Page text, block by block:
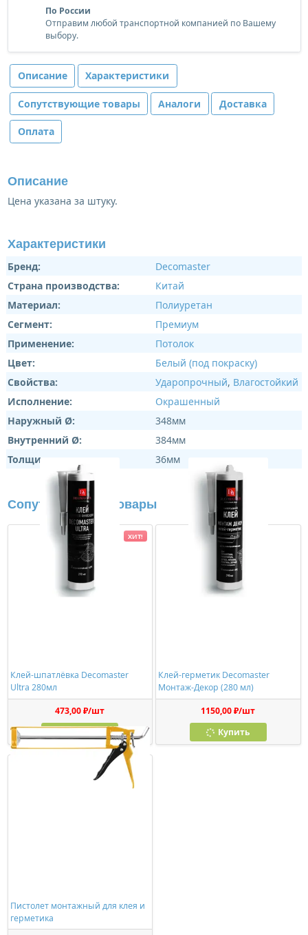
По России
Отправим любой транспортной компанией по Вашему
выбору.
Описание Характеристики
Сопутствующие товары Аналоги Доставка
Оплата
Описание
Цена указана за штуку.
Характеристики
Бренд:
Decomaster
Страна производства:
Китай
Материал:
Полиуретан
Сегмент:
Премиум
Применение:
Потолок
Цвет:
Белый (под покраску)
Свойства:
Ударопрочный, Влагостойкий
Исполнение:
Окрашенный
Наружный Ø:
348мм
Внутренний Ø:
384мм
Толщина:
36мм
Сопутствующие товары
Клей-шпатлёвка Decomaster
Ultra 280мл
473,00 ₽/шт
Купить
ХИТ!
Клей-герметик Decomaster
Монтаж-Декор (280 мл)
1150,00 ₽/шт
Купить
Пистолет монтажный для клея и
герметика